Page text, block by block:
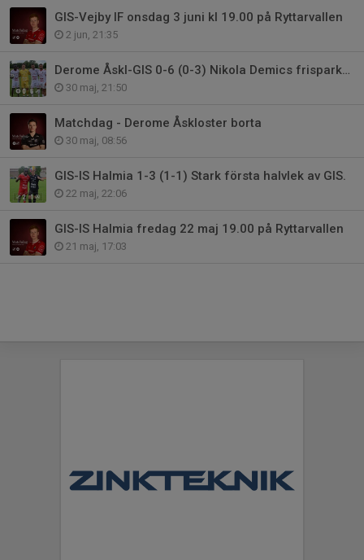
GIS-Vejby IF onsdag 3 juni kl 19.00 på Ryttarvallen
2 jun, 21:35
Derome Åskl-GIS 0-6 (0-3) Nikola Demics frisparksmål visar vägen.
30 maj, 21:50
Matchdag - Derome Åskloster borta
30 maj, 08:56
GIS-IS Halmia 1-3 (1-1) Stark första halvlek av GIS.
22 maj, 22:06
GIS-IS Halmia fredag 22 maj 19.00 på Ryttarvallen
21 maj, 17:03